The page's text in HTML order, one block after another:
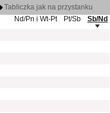
Tabliczka jak na przystanku
Nd/Pn i Wt-Pt
Pt/Sb
Sb/Nd